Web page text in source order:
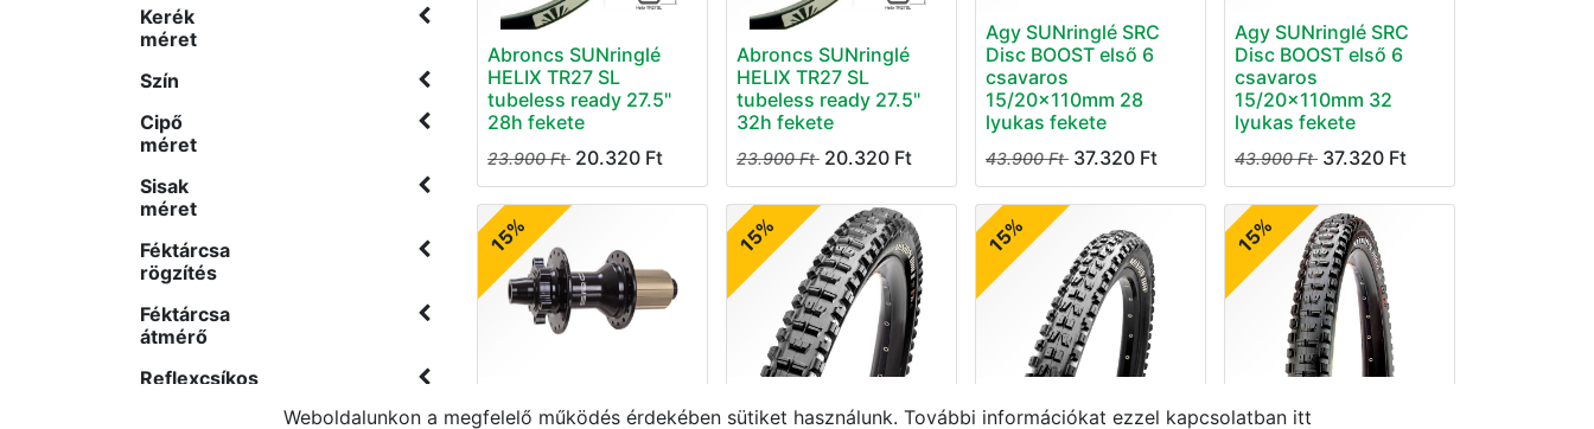
Kerék
méret
Szín
Cipő
méret
Sisak
méret
Féktárcsa
rögzítés
Féktárcsa
átmérő
Reflexcsíkos
Abroncs SUNringlé
HELIX TR27 SL
tubeless ready 27.5"
28h fekete
23.900Ft 20.320 Ft
Abroncs SUNringlé
HELIX TR27 SL
tubeless ready 27.5"
32h fekete
23.900Ft 20.320 Ft
Agy SUNringlé SRC
Disc BOOST első 6
csavaros
15/20x110mm 28
lyukas fekete
43.900Ft 37.320 Ft
Agy SUNringlé SRC
Disc BOOST első 6
csavaros
15/20x110mm 32
lyukas fekete
43.900Ft 37.320 Ft
15%
Disc BOOST hátsó 6
15%
27.5X2.40 MINION
15%
27.5X2.50 MINION DHF
15%
29X2.40WT MINION
Weboldalunkon a megfelelő működés érdekében sütiket használunk. További információkat ezzel kapcsolatban itt